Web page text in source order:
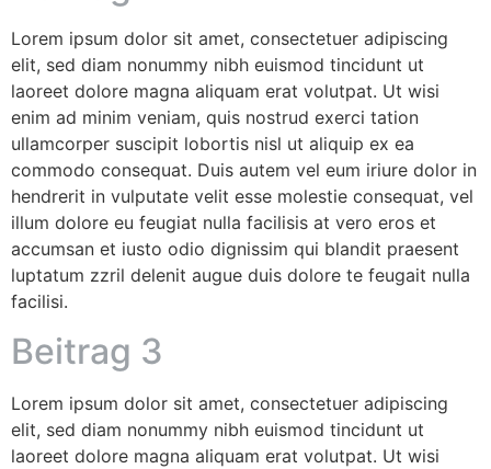
Lorem ipsum dolor sit amet, consectetuer adipiscing
elit, sed diam nonummy nibh euismod tincidunt ut
laoreet dolore magna aliquam erat volutpat. Ut wisi
enim ad minim veniam, quis nostrud exerci tation
ullamcorper suscipit lobortis nisl ut aliquip ex ea
commodo consequat. Duis autem vel eum iriure dolor in
hendrerit in vulputate velit esse molestie consequat, vel
illum dolore eu feugiat nulla facilisis at vero eros et
accumsan et iusto odio dignissim qui blandit praesent
luptatum zzril delenit augue duis dolore te feugait nulla
facilisi.
Beitrag 3
Lorem ipsum dolor sit amet, consectetuer adipiscing
elit, sed diam nonummy nibh euismod tincidunt ut
laoreet dolore magna aliquam erat volutpat. Ut wisi